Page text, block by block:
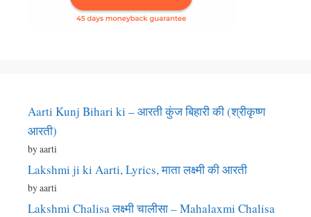
Aarti Kunj Bihari ki – आरती कुंज बिहारी की (श्रीकृष्ण
आरती)
by aarti
Lakshmi ji ki Aarti, Lyrics, माता लक्ष्मी की आरती
by aarti
Lakshmi Chalisa लक्ष्मी चालीसा – Mahalaxmi Chalisa